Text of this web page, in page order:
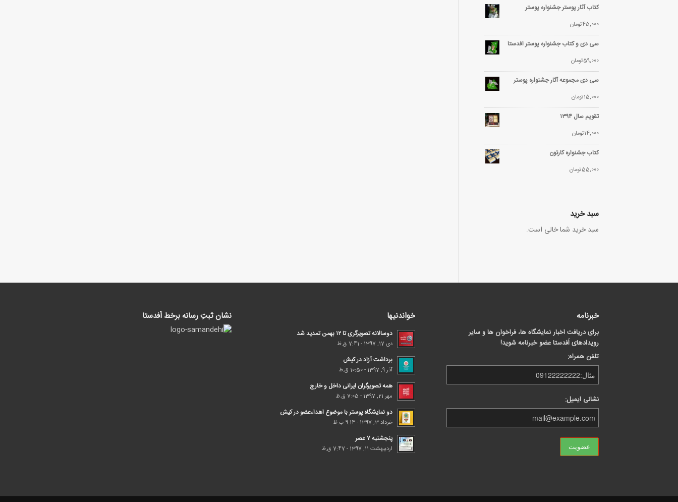
کتاب آثار پوستر جشنواره پوستر
45,000تومان
سی دی و کتاب جشنواره پوستر افدستا
59,000تومان
سی دی مجموعه آثار جشنواره پوستر
15,000تومان
تقویم سال ۱۳۹۴
14,000تومان
کتاب جشنواره کارتون
55,000تومان
سبد خرید
سبد خرید شما خالی است.
خبرنامه
برای دریافت اخبار نمایشگاه ها، فراخوان ها و سایر
رویدادهای اَفدستا عضو خبرنامه شوید!
تلفن همراه:
نشانی ایمیل:
خواندنیها
دوسالانه تصویرگری تا ۱۲ بهمن تمدید شد
دی 17, 1397 - 7:41 ق.ظ
برداشت آزاد در کیش
آذر 9, 1397 - 10:50 ق.ظ
همه تصویرگران ایرانی داخل و خارج
مهر 21, 1397 - 7:05 ق.ظ
دو نمایشگاه پوستر با موضوع اهداء‌عضو در کیش
خرداد 3, 1397 - 9:14 ب.ظ
پنجشنبه ۷ عصر
اردیبهشت 11, 1397 - 7:47 ق.ظ
نشان ثبتِ رسانه برخط اَفدستا